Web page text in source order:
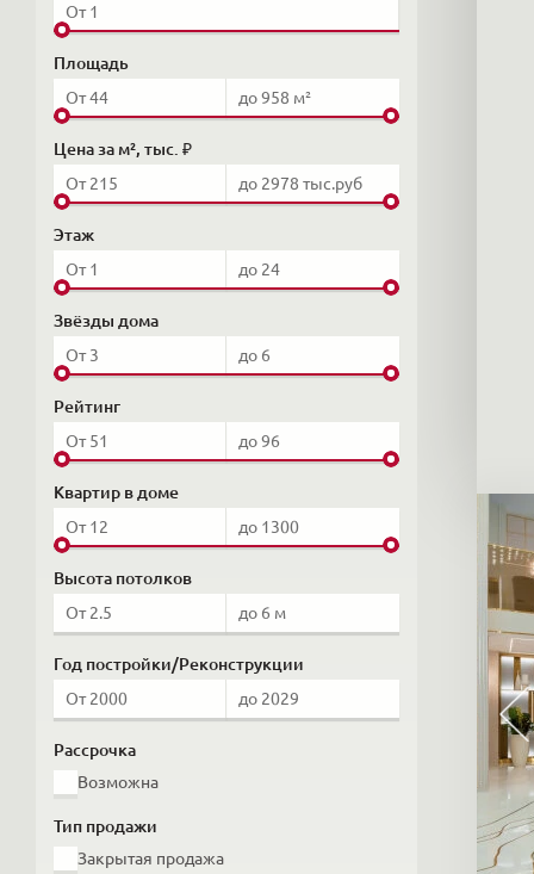
Площадь
Цена за м², тыс. ₽
Этаж
Звёзды дома
Рейтинг
Квартир в доме
Высота потолков
Год постройки/Реконструкции
Рассрочка
Возможна
Тип продажи
Закрытая продажа